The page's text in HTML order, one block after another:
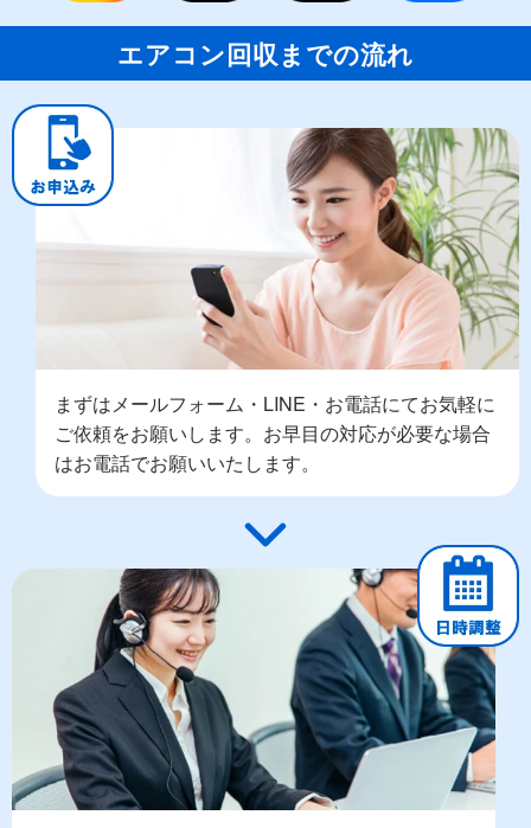
エアコン回収までの流れ
まずはメールフォーム・LINE・お電話にてお気軽に
ご依頼をお願いします。お早目の対応が必要な場合
はお電話でお願いいたします。